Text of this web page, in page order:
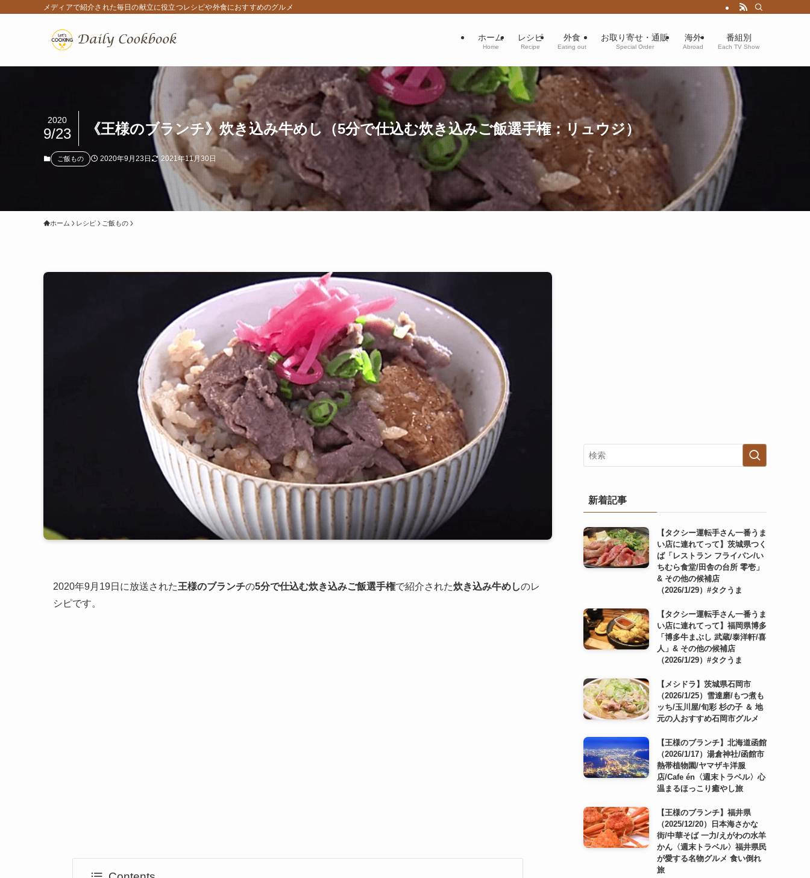
メディアで紹介された毎日の献立に役立つレシピや外食におすすめのグルメ
ホーム
Home
レシピ
Recipe
外食
Eating out
お取り寄せ・通販
Special Order
海外
Abroad
番組別
Each TV Show
《王様のブランチ》炊き込み牛めし（5分で仕込む炊き込みご飯選手権：リュウジ）
2020
9/23
ご飯もの 2020年9月23日 2021年11月30日
ホーム レシピ ご飯もの
2020年9月19日に放送された王様のブランチの5分で仕込む炊き込みご飯選手権で紹介された炊き込み牛めしのレ
シピです。
新着記事
【タクシー運転手さん一番うま
い店に連れてって】茨城県つく
ば「レストラン フライパン/い
ちむら食堂/田舎の台所 零壱」
& その他の候補店
（2026/1/29）#タクうま
【タクシー運転手さん一番うま
い店に連れてって】福岡県博多
「博多牛まぶし 武蔵/泰洋軒/喜
人」& その他の候補店
（2026/1/29）#タクうま
【メシドラ】茨城県石岡市
（2026/1/25）雪達磨/もつ煮も
ッち/玉川屋/旬彩 杉の子 ＆ 地
元の人おすすめ石岡市グルメ
【王様のブランチ】北海道函館
（2026/1/17）湯倉神社/函館市
熱帯植物園/ヤマザキ洋服
店/Cafe én〈週末トラベル〉心
温まるほっこり癒やし旅
【王様のブランチ】福井県
（2025/12/20）日本海さかな
街/中華そば 一力/えがわの水羊
かん〈週末トラベル〉福井県民
が愛する名物グルメ 食い倒れ
旅